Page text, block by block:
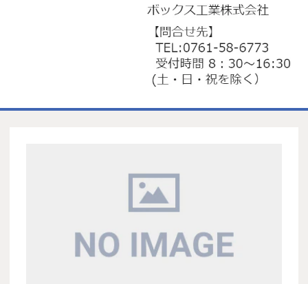
お取引の流れ
製造工場
代理店募集